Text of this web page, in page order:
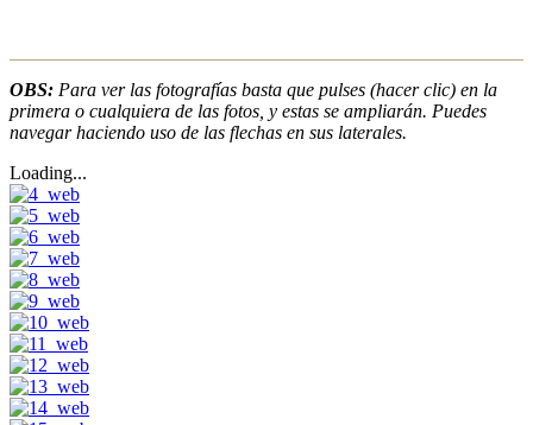
OBS: Para ver las fotografías basta que pulses (hacer clic) en la
primera o cualquiera de las fotos, y estas se ampliarán. Puedes
navegar haciendo uso de las flechas en sus laterales.
Loading...